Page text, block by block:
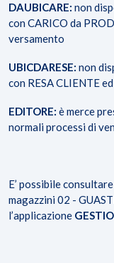
DAUBICARE: non
con CARICO da
versamento
UBICDARESE: non
con RESA CLIENTE
EDITORE: è merce
normali processi di
E’ possibile
magazzini 02 -
l’applicazione